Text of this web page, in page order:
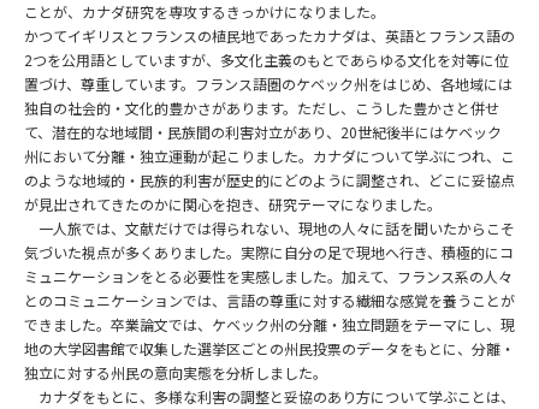
ことが、カナダ研究を専攻するきっかけになりました。
かつてイギリスとフランスの植民地であったカナダは、英語とフランス語の
2つを公用語としていますが、多文化主義のもとであらゆる文化を対等に位
置づけ、尊重しています。フランス語圏のケベック州をはじめ、各地域には
独自の社会的・文化的豊かさがあります。ただし、こうした豊かさと併せ
て、潜在的な地域間・民族間の利害対立があり、20世紀後半にはケベック
州において分離・独立運動が起こりました。カナダについて学ぶにつれ、こ
のような地域的・民族的利害が歴史的にどのように調整され、どこに妥協点
が見出されてきたのかに関心を抱き、研究テーマになりました。
一人旅では、文献だけでは得られない、現地の人々に話を聞いたからこそ
気づいた視点が多くありました。実際に自分の足で現地へ行き、積極的にコ
ミュニケーションをとる必要性を実感しました。加えて、フランス系の人々
とのコミュニケーションでは、言語の尊重に対する繊細な感覚を養うことが
できました。卒業論文では、ケベック州の分離・独立問題をテーマにし、現
地の大学図書館で収集した選挙区ごとの州民投票のデータをもとに、分離・
独立に対する州民の意向実態を分析しました。
カナダをもとに、多様な利害の調整と妥協のあり方について学ぶことは、